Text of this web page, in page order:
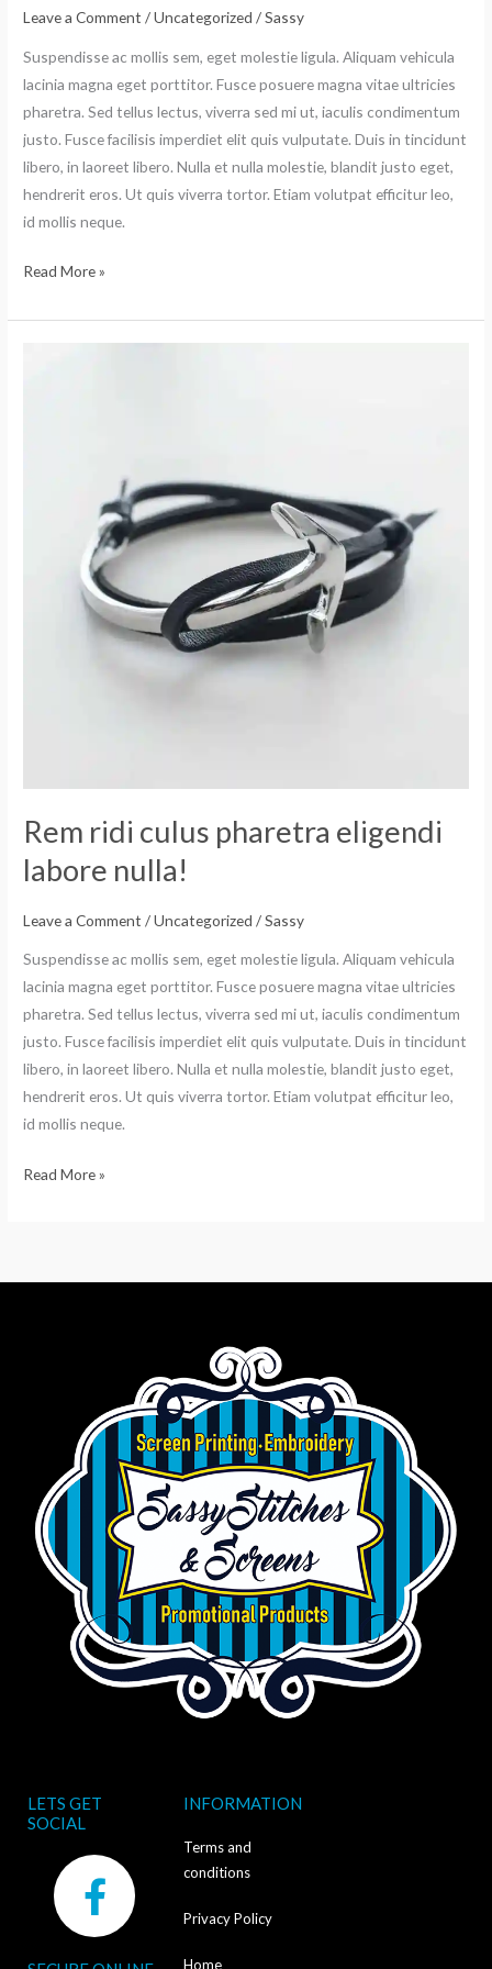
Leave a Comment /Uncategorized /Sassy
Suspendisse ac mollis sem, eget molestie ligula. Aliquam vehicula
lacinia magna eget porttitor. Fusce posuere magna vitae ultricies
pharetra. Sed tellus lectus, viverra sed mi ut, iaculis condimentum
justo. Fusce facilisis imperdiet elit quis vulputate. Duis in tincidunt
libero, in laoreet libero. Nulla et nulla molestie, blandit justo eget,
hendrerit eros. Ut quis viverra tortor. Etiam volutpat efficitur leo,
id mollis neque.
lucas
pritoro.
Read More »
Rem ridi culus pharetra eligendi
labore nulla!
Leave a Comment /Uncategorized /Sassy
Suspendisse ac mollis sem, eget molestie ligula. Aliquam vehicula
lacinia magna eget porttitor. Fusce posuere magna vitae ultricies
pharetra. Sed tellus lectus, viverra sed mi ut, iaculis condimentum
justo. Fusce facilisis imperdiet elit quis vulputate. Duis in tincidunt
libero, in laoreet libero. Nulla et nulla molestie, blandit justo eget,
hendrerit eros. Ut quis viverra tortor. Etiam volutpat efficitur leo,
id mollis neque.
Read More »
LETS GET
SOCIAL
F
a
c
INFORMATION
Terms and
conditions
Privacy Policy
Home